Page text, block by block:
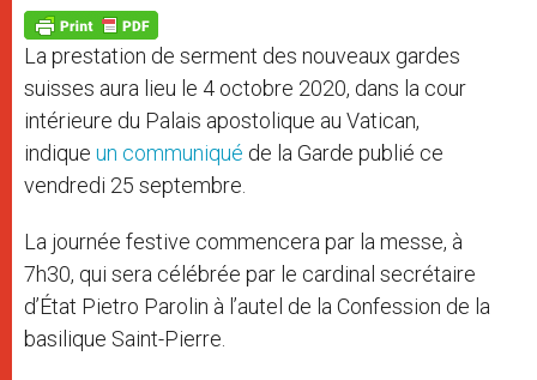
p
p
g
e
r
o
k
La prestation de serment des nouveaux gardes
suisses aura lieu le 4 octobre 2020, dans la cour
intérieure du Palais apostolique au Vatican,
indique un communiqué de la Garde publié ce
vendredi 25 septembre.
La journée festive commencera par la messe, à
7h30, qui sera célébrée par le cardinal secrétaire
d’État Pietro Parolin à l’autel de la Confession de la
basilique Saint-Pierre.